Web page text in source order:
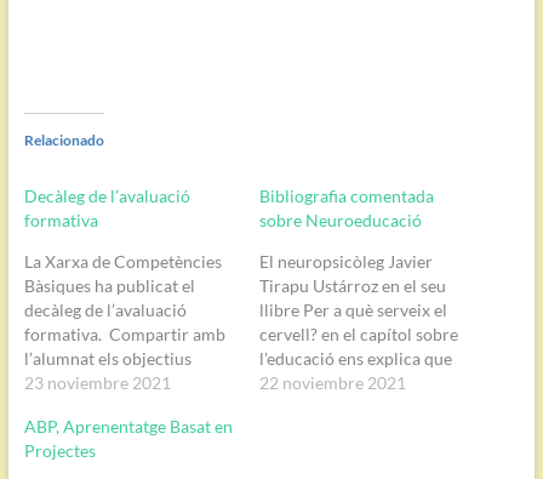
Relacionado
Decàleg de l’avaluació
formativa
La Xarxa de Competències
Bàsiques ha publicat el
decàleg de l’avaluació
formativa. Compartir amb
l’alumnat els objectius
educatius i comprovar que
amb l’alumnat els criteris
d’avaluació i comprovar
23 noviembre 2021
Bibliografia comentada
sobre Neuroeducació
El neuropsicòleg Javier
Tirapu Ustárroz en el seu
llibre Per a què serveix el
cervell? en el capítol sobre
l'educació ens explica que
cal introduir en la
22 noviembre 2021
ABP, Aprenentatge Basat en
Projectes